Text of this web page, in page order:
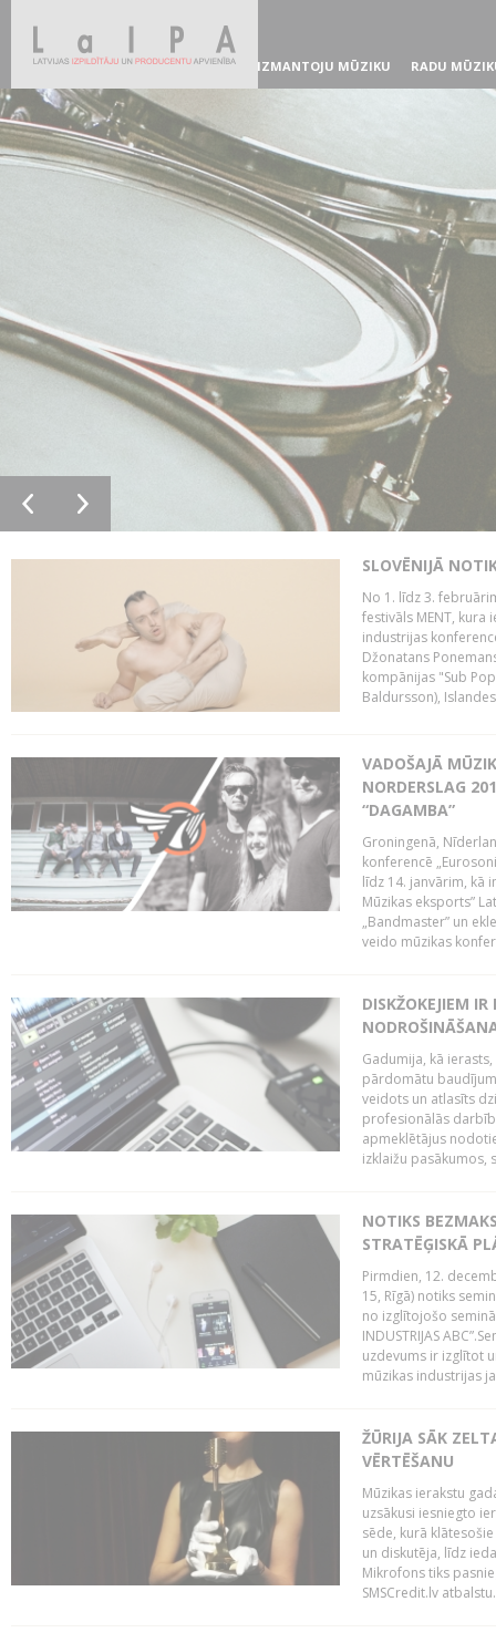
IZMANTOJU MŪZIKU RADU
SLOVĒNIJĀ
No 1. līdz 3.
festivāls MENT, kura
industrijas
Džonatans
kompānijas "Sub
Baldursson),
VADOŠAJĀ
NORDERSLAG
“DAGAMBA”
Groningenā,
konferencē
līdz 14. janvārim, kā
Mūzikas eksports”
„Bandmaster” un
veido mūzikas
DISKŽOKEJIEM
Gadumija, kā
pārdomātu
veidots un atlasīts
profesionālās
apmeklētājus
izklaižu pasākumos,
NOTIKS
STRATĒĢISKĀ
Pirmdien, 12.
15, Rīgā) notiks
no izglītojošo
INDUSTRIJAS
uzdevums ir izglītot
mūzikas industrijas
ŽŪRIJA SĀK
VĒRTĒŠANU
Mūzikas ierakstu
uzsākusi iesniegto
sēde, kurā
un diskutēja, līdz
Mikrofons tiks
SMSCredit.lv